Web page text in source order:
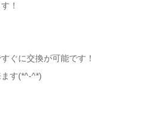
！
ぐに交換が可能です！
す(*^-^*)